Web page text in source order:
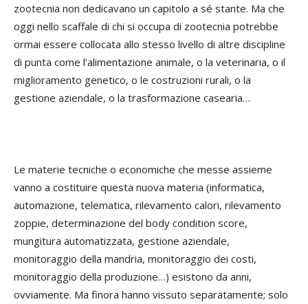
zootecnia non dedicavano un capitolo a sé stante. Ma che
oggi nello scaffale di chi si occupa di zootecnia potrebbe
ormai essere collocata allo stesso livello di altre discipline
di punta come l’alimentazione animale, o la veterinaria, o il
miglioramento genetico, o le costruzioni rurali, o la
gestione aziendale, o la trasformazione casearia…
Le materie tecniche o economiche che messe assieme
vanno a costituire questa nuova materia (informatica,
automazione, telematica, rilevamento calori, rilevamento
zoppie, determinazione del body condition score,
mungitura automatizzata, gestione aziendale,
monitoraggio della mandria, monitoraggio dei costi,
monitoraggio della produzione…) esistono da anni,
ovviamente. Ma finora hanno vissuto separatamente; solo